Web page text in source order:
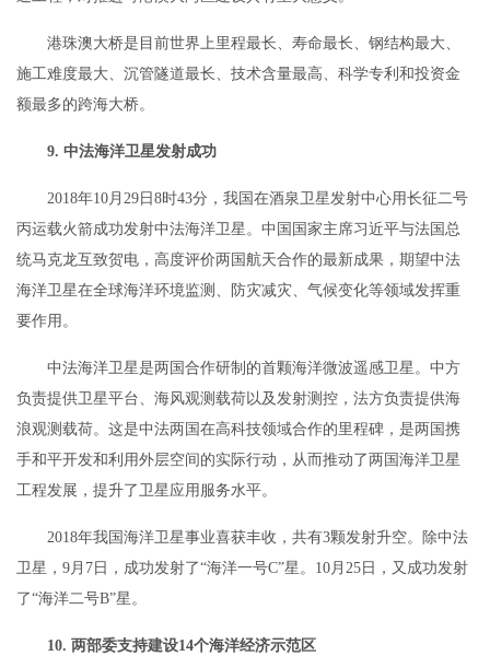
港珠澳大桥是目前世界上里程最长、寿命最长、钢结构最大、
施工难度最大、沉管隧道最长、技术含量最高、科学专利和投资金
额最多的跨海大桥。
9. 中法海洋卫星发射成功
2018年10月29日8时43分，我国在酒泉卫星发射中心用长征二号
丙运载火箭成功发射中法海洋卫星。中国国家主席习近平与法国总
统马克龙互致贺电，高度评价两国航天合作的最新成果，期望中法
海洋卫星在全球海洋环境监测、防灾减灾、气候变化等领域发挥重
要作用。
中法海洋卫星是两国合作研制的首颗海洋微波遥感卫星。中方
负责提供卫星平台、海风观测载荷以及发射测控，法方负责提供海
浪观测载荷。这是中法两国在高科技领域合作的里程碑，是两国携
手和平开发和利用外层空间的实际行动，从而推动了两国海洋卫星
工程发展，提升了卫星应用服务水平。
2018年我国海洋卫星事业喜获丰收，共有3颗发射升空。除中法
卫星，9月7日，成功发射了“海洋一号C”星。10月25日，又成功发射
了“海洋二号B”星。
10. 两部委支持建设14个海洋经济示范区